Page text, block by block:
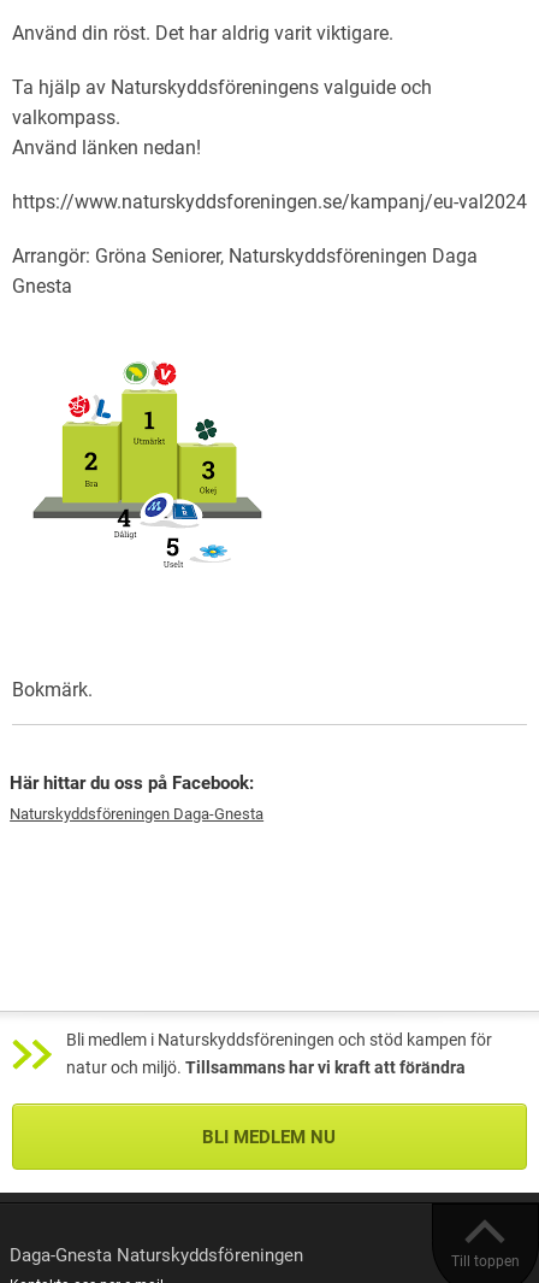
Använd din röst. Det har aldrig varit viktigare.
Ta hjälp av Naturskyddsföreningens valguide och
valkompass.
Använd länken nedan!
https://www.naturskyddsforeningen.se/kampanj/eu-val2024
Arrangör: Gröna Seniorer, Naturskyddsföreningen Daga
Gnesta
Bokmärk.
Här hittar du oss på Facebook:
Naturskyddsföreningen Daga-Gnesta
Bli medlem i Naturskyddsföreningen och stöd kampen för
natur och miljö. Tillsammans har vi kraft att förändra
BLI MEDLEM NU
Till toppen
Daga-Gnesta Naturskyddsföreningen